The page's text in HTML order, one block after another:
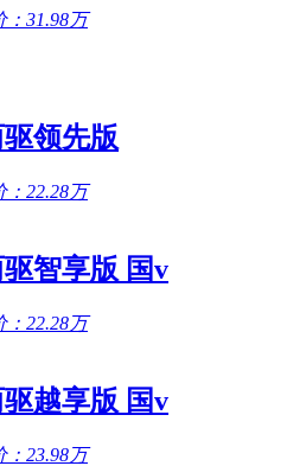
：31.98万
驱领先版
：22.28万
驱智享版 国v
：22.28万
驱越享版 国v
：23.98万